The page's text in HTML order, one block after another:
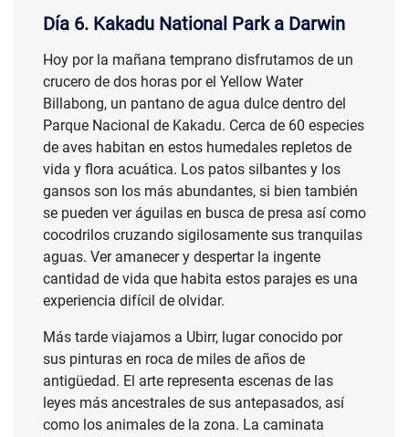
Día 6. Kakadu National Park a Darwin
Hoy por la mañana temprano disfrutamos de un
crucero de dos horas por el Yellow Water
Billabong, un pantano de agua dulce dentro del
Parque Nacional de Kakadu. Cerca de 60 especies
de aves habitan en estos humedales repletos de
vida y flora acuática. Los patos silbantes y los
gansos son los más abundantes, si bien también
se pueden ver águilas en busca de presa así como
cocodrilos cruzando sigilosamente sus tranquilas
aguas. Ver amanecer y despertar la ingente
cantidad de vida que habita estos parajes es una
experiencia difícil de olvidar.
Más tarde viajamos a Ubirr, lugar conocido por
sus pinturas en roca de miles de años de
antigüedad. El arte representa escenas de las
leyes más ancestrales de sus antepasados, así
como los animales de la zona. La caminata